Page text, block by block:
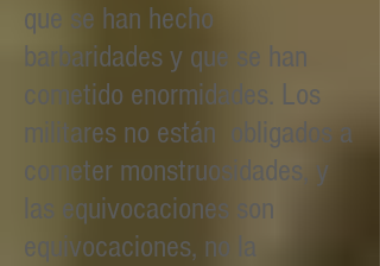
que se han hecho
barbaridades y que se han
cometido enormidades. Los
militares no están obligados a
cometer monstruosidades, y
las equivocaciones son
equivocaciones, no la